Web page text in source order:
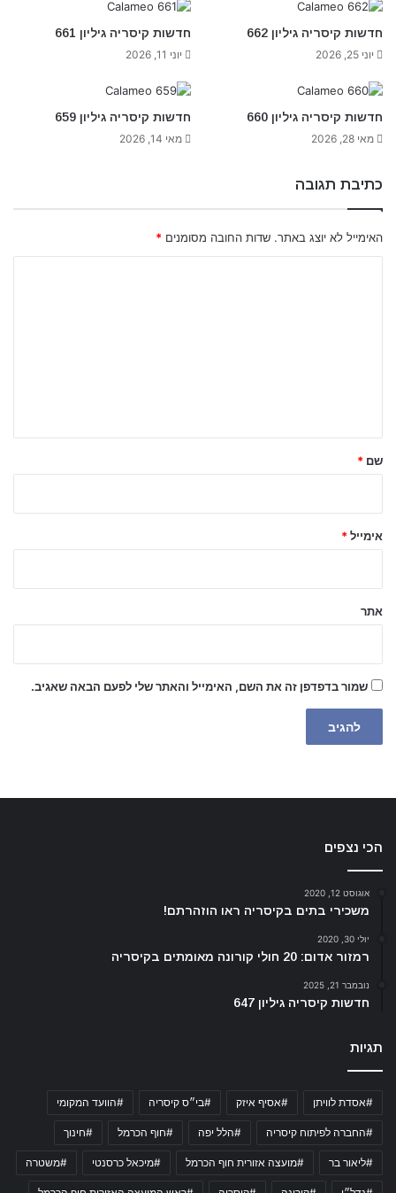
חדשות קיסריה גיליון 662
יוני 25, 2026
חדשות קיסריה גיליון 661
יוני 11, 2026
חדשות קיסריה גיליון 660
מאי 28, 2026
חדשות קיסריה גיליון 659
מאי 14, 2026
כתיבת תגובה
האימייל לא יוצג באתר. שדות החובה מסומנים *
ל
שם *
אימייל *
אתר
שמור בדפדפן זה את השם, האימייל והאתר שלי לפעם הבאה שאגיב.
הכי נצפים
אוגוסט 12, 2020
משכירי בתים בקיסריה ראו הוזהרתם!
יולי 30, 2020
רמזור אדום: 20 חולי קורונה מאומתים בקיסריה
נובמבר 21, 2025
חדשות קיסריה גיליון 647
תגיות
#אסדת לוויתן #אסיף איזק #בי״ס קיסריה #הוועד המקומי
#החברה לפיתוח קיסריה #הלל יפה #חוף הכרמל #חינוך
#ליאור בר #מועצה אזורית חוף הכרמל #מיכאל כרסנטי #משטרה